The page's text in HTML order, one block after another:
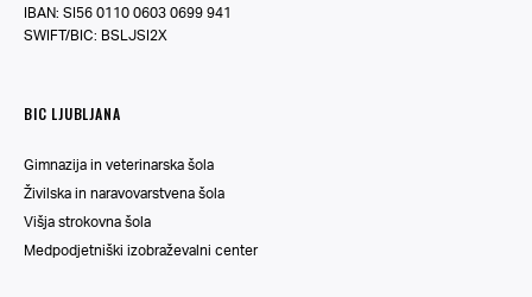
IBAN: SI56 0110 0603 0699 941
SWIFT/BIC: BSLJSI2X
BIC LJUBLJANA
Gimnazija in veterinarska šola
Živilska in naravovarstvena šola
Višja strokovna šola
Medpodjetniški izobraževalni center